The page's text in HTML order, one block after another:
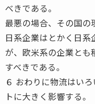
べきである。
最悪の場合、その国の
日系企業はとかく日
が、欧米系の企業とも
すべきである。
６ おわりに物流はい
トに大きく影響する。